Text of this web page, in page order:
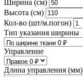
Ширина (см)
Высота (см)
Кол-во (шт/м.погон)
Тип указания ширины
Управление
Длина управления (мм)